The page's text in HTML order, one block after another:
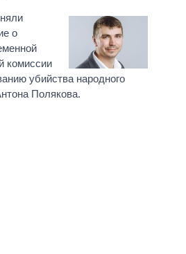
о
комиссии
убийства народного
Полякова.